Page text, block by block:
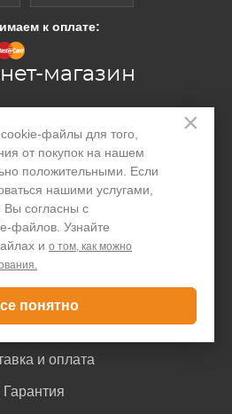
×
файлы для того,
от покупок на нашем
положительными. Если
нашими услугами,
Вы согласны с
файлов. Узнайте
и о том, как можно
понятно
к оплате:
магазин
и скидки
Блог
Контакты
и оплата
Гарантия